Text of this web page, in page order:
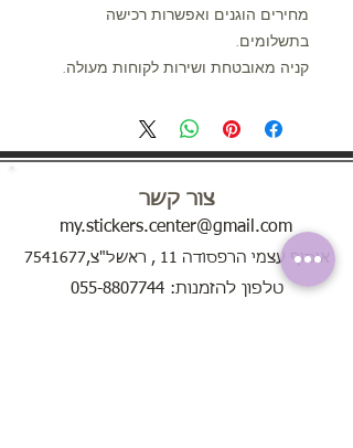
מחירים הוגנים ואפשרות רכישה
בתשלומים.
קניה מאובטחת ושירות לקוחות מעולה.
צור קשר
my.stickers.center@gmail.com
טלפון להזמנות: 055-8807744
איסוף עצמי הרפסודה 11 , ראשל"צ,7541677